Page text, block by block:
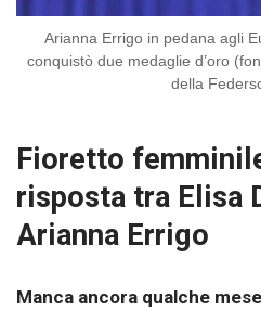
Arianna Errigo in pedana agli
conquistò due medaglie d’oro
della
Fioretto
risposta tra Elisa
Arianna Errigo
Manca ancora qualche